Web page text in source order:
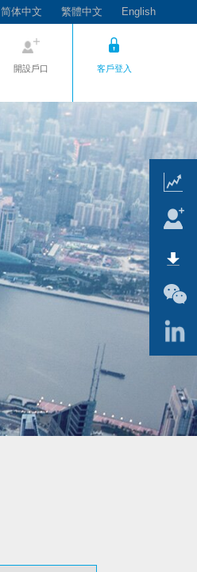
简体中文 繁體中文 English
開設戶口 客戶登入